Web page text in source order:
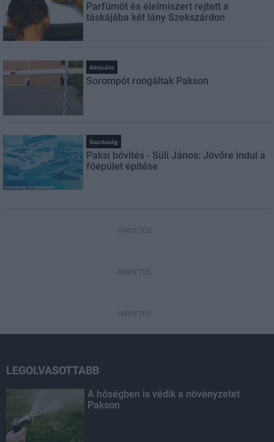
Parfümöt és élelmiszert rejtett a
táskájába két lány Szekszárdon
Aktuális
Sorompót rongáltak Pakson
Gazdaság
Paksi bővítés - Süli János: Jövőre indul a
főépület építése
HIRDETÉS
HIRDETÉS
HIRDETÉS
LEGOLVASOTTABB
A hőségben is védik a növényzetet
Pakson